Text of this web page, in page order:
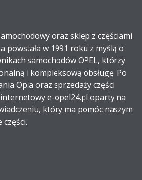
oraz sklep z częściami
powstała w 1991 roku z myślą o
samochodów OPEL, którzy
i kompleksową obsługę. Po
Opla oraz sprzedaży części
e-opel24.pl oparty na
który ma pomóc naszym